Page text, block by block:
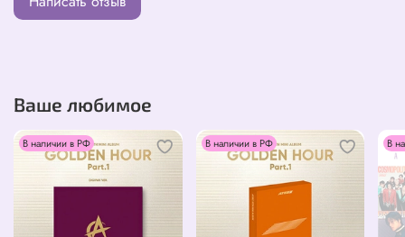
Ваше любимое
В наличии в РФ В наличии в РФ В